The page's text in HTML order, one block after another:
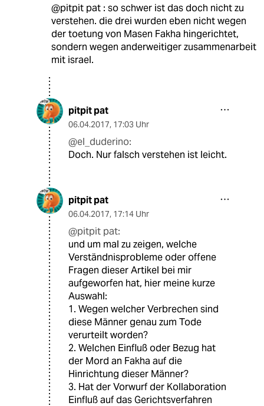
@pitpit pat : so schwer ist das doch nicht zu
verstehen. die drei wurden eben nicht wegen
der toetung von Masen Fakha hingerichtet,
sondern wegen anderweitiger zusammenarbeit
mit israel.
pitpit pat
06.04.2017, 17:03 Uhr
@el_duderino:
Doch. Nur falsch verstehen ist leicht.
pitpit pat
06.04.2017, 17:14 Uhr
@pitpit pat:
und um mal zu zeigen, welche
Verständnisprobleme oder offene
Fragen dieser Artikel bei mir
aufgeworfen hat, hier meine kurze
Auswahl:
1. Wegen welcher Verbrechen sind
diese Männer genau zum Tode
verurteilt worden?
2. Welchen Einfluß oder Bezug hat
der Mord an Fakha auf die
Hinrichtung dieser Männer?
3. Hat der Vorwurf der Kollaboration
Einfluß auf das Gerichtsverfahren